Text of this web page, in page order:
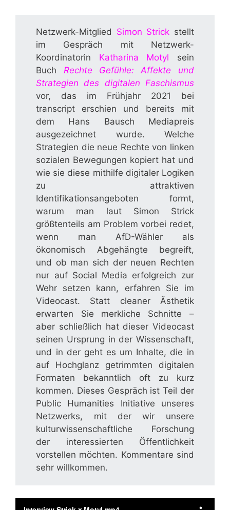
Netzwerk-Mitglied Simon Strick stellt
im Gespräch mit Netzwerk-
Koordinatorin Katharina Motyl sein
Buch Rechte Gefühle: Affekte und
Strategien des digitalen Faschismus
vor, das im Frühjahr 2021 bei
transcript erschien und bereits mit
dem Hans Bausch Mediapreis
ausgezeichnet wurde. Welche
Strategien die neue Rechte von linken
sozialen Bewegungen kopiert hat und
wie sie diese mithilfe digitaler Logiken
zu attraktiven
Identifikationsangeboten formt,
warum man laut Simon Strick
größtenteils am Problem vorbei redet,
wenn man AfD-Wähler als
ökonomisch Abgehängte begreift,
und ob man sich der neuen Rechten
nur auf Social Media erfolgreich zur
Wehr setzen kann, erfahren Sie im
Videocast. Statt cleaner Ästhetik
erwarten Sie merkliche Schnitte –
aber schließlich hat dieser Videocast
seinen Ursprung in der Wissenschaft,
und in der geht es um Inhalte, die in
auf Hochglanz getrimmten digitalen
Formaten bekanntlich oft zu kurz
kommen. Dieses Gespräch ist Teil der
Public Humanities Initiative unseres
Netzwerks, mit der wir unsere
kulturwissenschaftliche Forschung
der interessierten Öffentlichkeit
vorstellen möchten. Kommentare sind
sehr willkommen.